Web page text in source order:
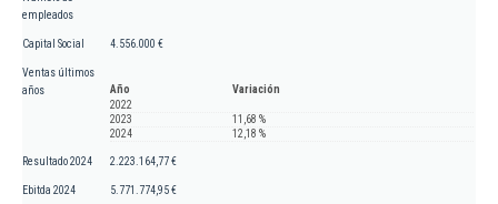
empleados
Capital Social 4.556.000 €
Ventas últimos
años
Año
Variación
2022
2023
11,68 %
2024
12,18 %
Resultado 2024 2.223.164,77 €
Ebitda 2024 5.771.774,95 €